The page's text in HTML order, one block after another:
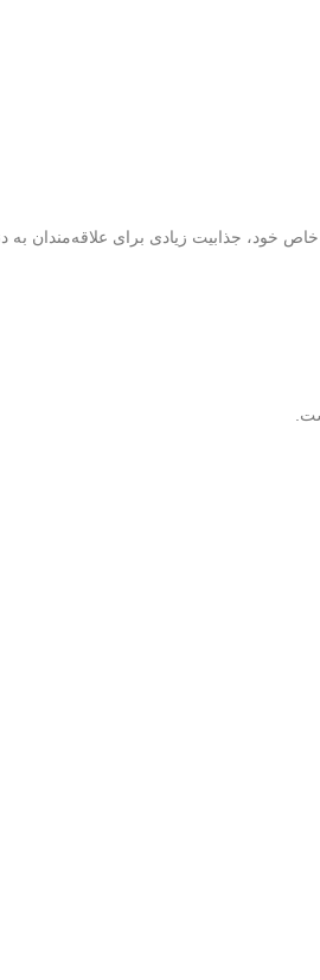
خود، جذابیت زیادی برای علاقه‌مندان به